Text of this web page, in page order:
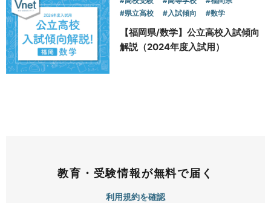
#県立高校
#入試傾向 #数学
【福岡県/数学】公立高校入試傾向
解説（2024年度入試用）
教育・受験情報が無料で届く
利用規約を確認